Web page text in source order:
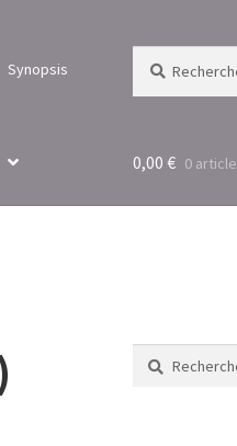
Synopsis
pour :
0,00 € 0 article
Recherche
pour :
Recherche